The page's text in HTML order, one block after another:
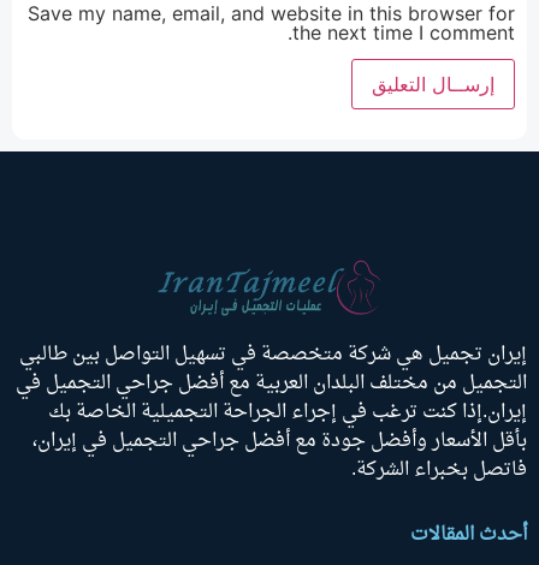
Save my name, email, and website in this browser for
the next time I comment.
إيران تجميل هي شركة متخصصة في تسهيل التواصل بين طالبي
التجميل من مختلف البلدان العربية مع أفضل جراحي التجميل في
إيران.إذا كنت ترغب في إجراء الجراحة التجميلية الخاصة بك
بأقل الأسعار وأفضل جودة مع أفضل جراحي التجميل في إيران،
فاتصل بخبراء الشركة.
أحدث المقالات